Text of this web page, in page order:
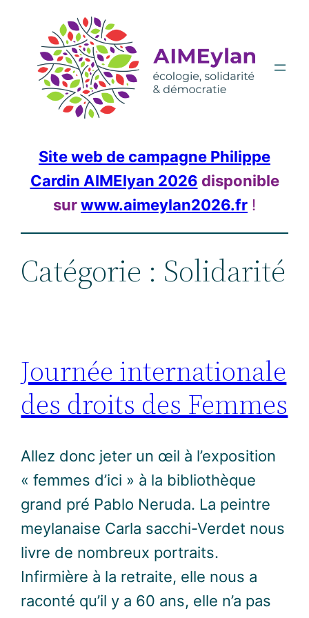
contenu
Site web de campagne Philippe
Cardin AIMElyan 2026 disponible
surwww.aimeylan2026.fr !
Catégorie : Solidarité
Journée internationale
des droits des Femmes
Allez donc jeter un œil à l’exposition
« femmes d’ici » à la bibliothèque
grand pré Pablo Neruda. La peintre
meylanaise Carla sacchi-Verdet nous
livre de nombreux portraits.
Infirmière à la retraite, elle nous a
raconté qu’il y a 60 ans, elle n’a pas